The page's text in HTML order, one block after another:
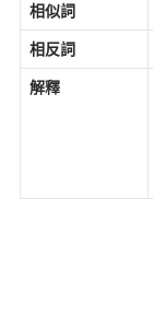
相似詞
相反詞
解釋